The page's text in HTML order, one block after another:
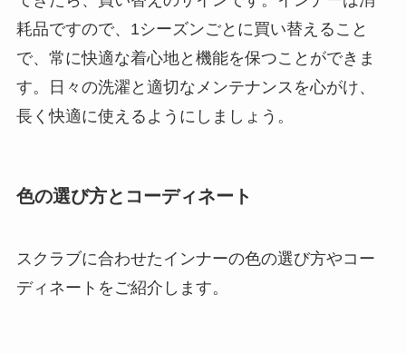
耗品ですので、1シーズンごとに買い替えること
で、常に快適な着心地と機能を保つことができま
す。日々の洗濯と適切なメンテナンスを心がけ、
長く快適に使えるようにしましょう。
色の選び方とコーディネート
スクラブに合わせたインナーの色の選び方やコー
ディネートをご紹介します。